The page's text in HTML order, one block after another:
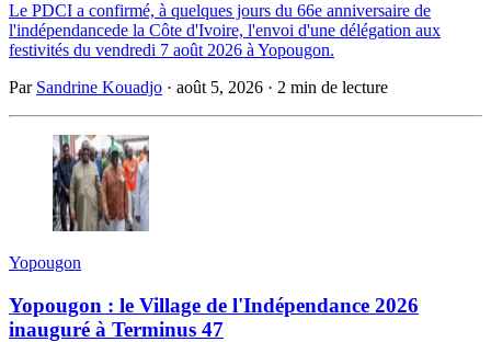
Le PDCI a confirmé, à quelques jours du 66e anniversaire de
l'indépendancede la Côte d'Ivoire, l'envoi d'une délégation aux
festivités du vendredi 7 août 2026 à Yopougon.
Par Sandrine Kouadjo · août 5, 2026 · 2 min de lecture
Yopougon
Yopougon : le Village de l'Indépendance 2026
inauguré à Terminus 47